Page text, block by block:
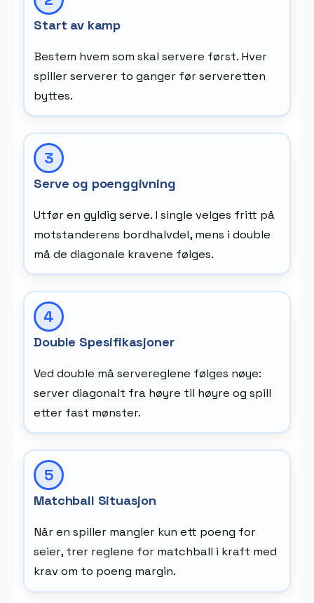
Start av kamp
Bestem hvem som skal servere først. Hver
spiller serverer to ganger før serveretten
byttes.
Serve og poenggivning
Utfør en gyldig serve. I single velges fritt på
motstanderens bordhalvdel, mens i double
må de diagonale kravene følges.
Double Spesifikasjoner
Ved double må servereglene følges nøye:
server diagonalt fra høyre til høyre og spill
etter fast mønster.
Matchball Situasjon
Når en spiller mangler kun ett poeng for
seier, trer reglene for matchball i kraft med
krav om to poeng margin.